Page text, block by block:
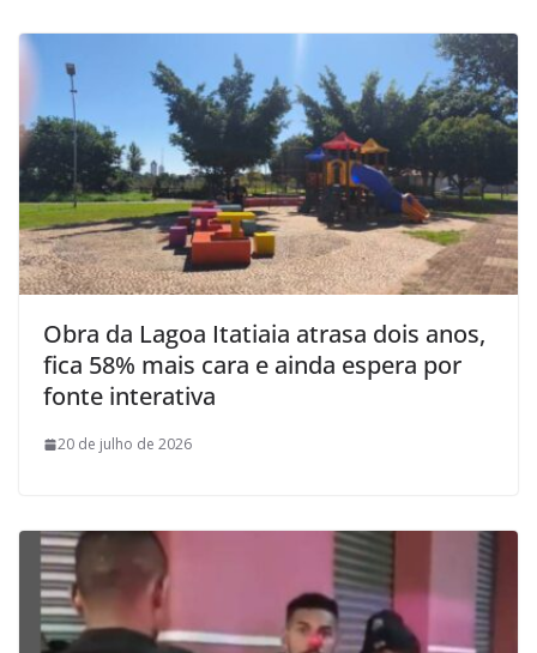
Obra da Lagoa Itatiaia atrasa dois anos,
fica 58% mais cara e ainda espera por
fonte interativa
20 de julho de 2026